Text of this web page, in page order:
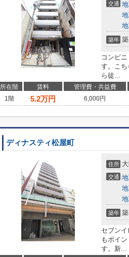
交通
築年
コンビ
す。こ
ら徒...
所在階 賃料 管理費・共益費
1階
5.2万円 6,000円
ディナスティ松屋町
住所
交通
築年
セブン
もポイ
す。新...